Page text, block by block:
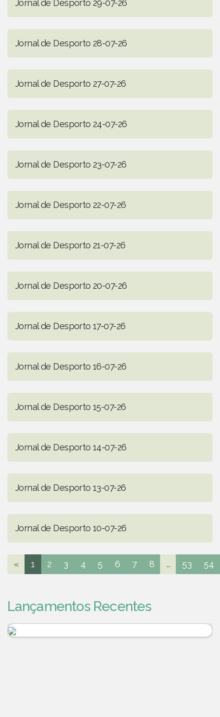
Jornal de Desporto 29-07-26
Jornal de Desporto 28-07-26
Jornal de Desporto 27-07-26
Jornal de Desporto 24-07-26
Jornal de Desporto 23-07-26
Jornal de Desporto 22-07-26
Jornal de Desporto 21-07-26
Jornal de Desporto 20-07-26
Jornal de Desporto 17-07-26
Jornal de Desporto 16-07-26
Jornal de Desporto 15-07-26
Jornal de Desporto 14-07-26
Jornal de Desporto 13-07-26
Jornal de Desporto 10-07-26
« 1 2 3 4 5 6 7 8 ... 53 54
Lançamentos Recentes